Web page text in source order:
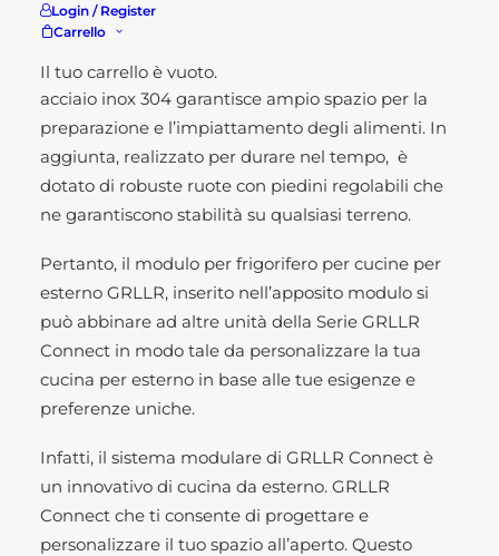
Login / Register
Carrello
Il tuo carrello è vuoto.
per ilFrigorifero GRLLR Connect ,
armadietto con porta a chiusura ammortizzata
per un accesso agevole. Mentre il piano cucina in
acciaio inox 304 garantisce ampio spazio per la
preparazione e l’impiattamento degli alimenti. In
aggiunta, realizzato per durare nel tempo, è
dotato di robuste ruote con piedini regolabili che
ne garantiscono stabilità su qualsiasi terreno.
Pertanto, il modulo per frigorifero per cucine per
esterno GRLLR, inserito nell’apposito modulo si
può abbinare ad altre unità della Serie GRLLR
Connect in modo tale da personalizzare la tua
cucina per esterno in base alle tue esigenze e
preferenze uniche.
Infatti, il sistema modulare di GRLLR Connect è
un innovativo di cucina da esterno. GRLLR
Connect che ti consente di progettare e
personalizzare il tuo spazio all’aperto. Questo